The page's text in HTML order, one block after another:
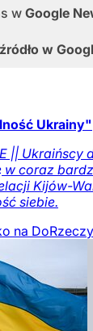
w Google
źródło w
Ukrainy"
|| Ukraińscy
coraz
Kijów-
siebie.
na